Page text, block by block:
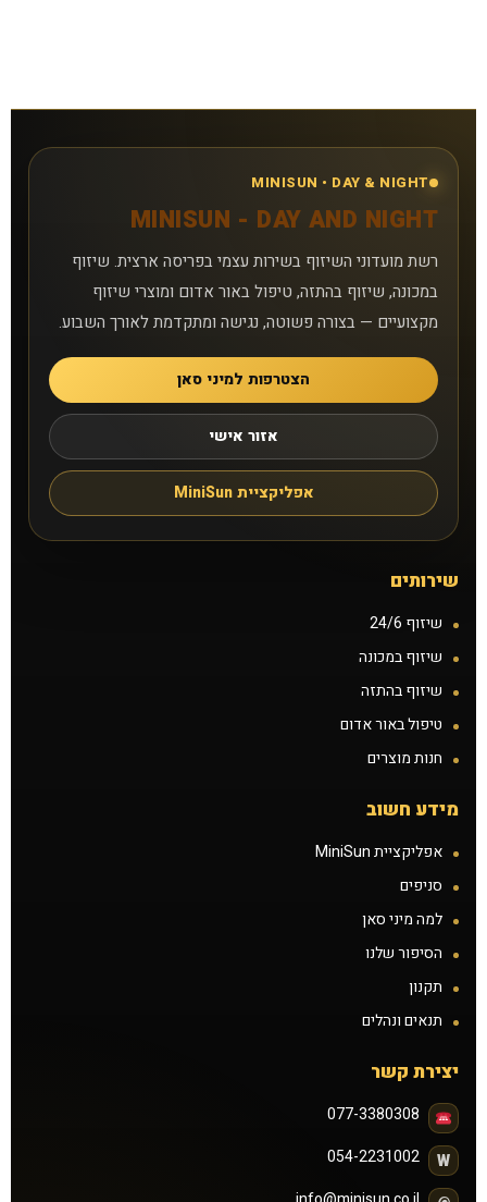
MINISUN • DAY & NIGHT
MINISUN - DAY AND NIGHT
רשת מועדוני השיזוף בשירות עצמי בפריסה ארצית. שיזוף
במכונה, שיזוף בהתזה, טיפול באור אדום ומוצרי שיזוף
מקצועיים — בצורה פשוטה, נגישה ומתקדמת לאורך השבוע.
הצטרפות למיני סאן
אזור אישי
אפליקציית MiniSun
שירותים
שיזוף 24/6
שיזוף במכונה
שיזוף בהתזה
טיפול באור אדום
חנות מוצרים
מידע חשוב
אפליקציית MiniSun
סניפים
למה מיני סאן
הסיפור שלנו
תקנון
תנאים ונהלים
יצירת קשר
077-3380308
W
054-2231002